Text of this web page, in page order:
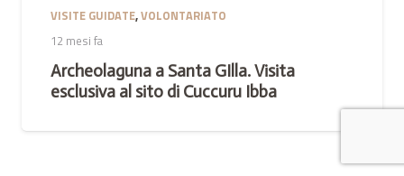
VISITE GUIDATE,VOLONTARIATO
12 mesi fa
Archeolaguna a Santa GIlla. Visita
esclusiva al sito di Cuccuru Ibba